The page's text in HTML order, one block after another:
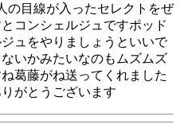
の目線が入ったセレクトをぜ
コンシェルジュですポッド
ュをやりましょうといいで
いかみたいなのもムズムズ
葛藤がね送ってくれました
がとうございます